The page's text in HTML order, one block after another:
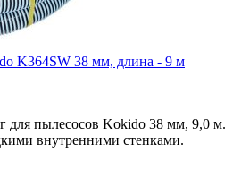
K364SW 38 мм, длина - 9 м
пылесосов Kokido 38 мм, 9,0 м.
внутренними стенками.